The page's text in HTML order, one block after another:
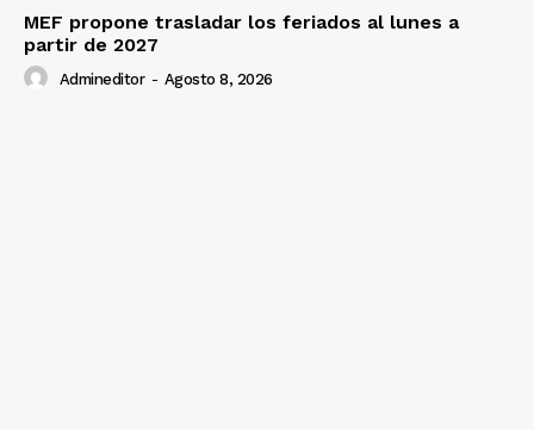
MEF propone trasladar los feriados al lunes a
partir de 2027
Admineditor - Agosto 8, 2026